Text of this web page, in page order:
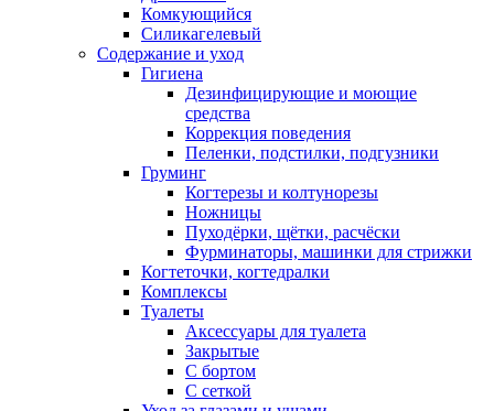
Комкующийся
Силикагелевый
Содержание и уход
Гигиена
Дезинфицирующие и моющие
средства
Коррекция поведения
Пеленки, подстилки, подгузники
Груминг
Когтерезы и колтунорезы
Ножницы
Пуходёрки, щётки, расчёски
Фурминаторы, машинки для стрижки
Когтеточки, когтедралки
Комплексы
Туалеты
Аксессуары для туалета
Закрытые
С бортом
С сеткой